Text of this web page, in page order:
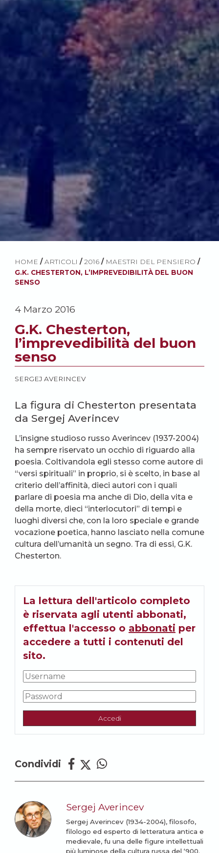
HOME / ARTICOLI / 2016 / MAESTRI DEL PENSIERO /
G.K. CHESTERTON, L’IMPREVEDIBILITÀ DEL BUON
SENSO
4 Marzo 2016
G.K. Chesterton,
l’imprevedibilità del buon
senso
SERGEJ AVERINCEV
La figura di Chesterton presentata
da Sergej Averincev
L’insigne studioso russo Averincev (1937-2004)
ha sempre riservato un occhio di riguardo alla
poesia. Coltivandola egli stesso come autore di
“versi spirituali” in proprio, si è scelto, in base al
criterio dell’affinità, dieci autori con i quali
parlare di poesia ma anche di Dio, della vita e
della morte, dieci “interlocutori” di tempi e
luoghi diversi che, con la loro speciale e grande
vocazione poetica, hanno lasciato nella comune
cultura dell’umanità un segno. Tra di essi, G.K.
Chesterton.
La lettura dell'articolo completo
è riservata agli utenti abbonati,
effettua l'accesso o abbonati per
accedere a tutti i contenuti del
sito.
Accedi
Condividi
Sergej Averincev
Sergej Averincev (1934-2004), filosofo,
filologo ed esperto di letteratura antica e
medievale, fu una delle figure intellettuali
più luminose della cultura russa del ‘900.